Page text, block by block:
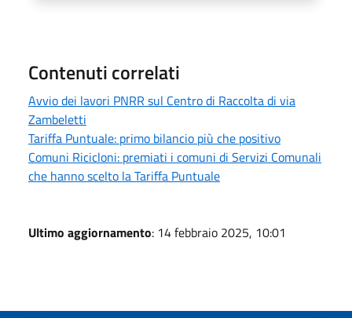
Contenuti correlati
Avvio dei lavori PNRR sul Centro di Raccolta di via
Zambeletti
Tariffa Puntuale: primo bilancio più che positivo
Comuni Ricicloni: premiati i comuni di Servizi Comunali
che hanno scelto la Tariffa Puntuale
Ultimo aggiornamento: 14 febbraio 2025, 10:01